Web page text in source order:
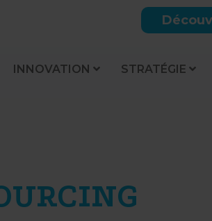
INNOVATION STRATÉGIE